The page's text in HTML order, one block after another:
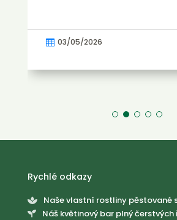
 03/05/2026
Rychlé odkazy
 Naše vlastní rostliny pěstované
 Náš květinový bar plný